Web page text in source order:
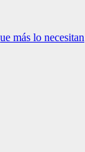
más lo necesitan